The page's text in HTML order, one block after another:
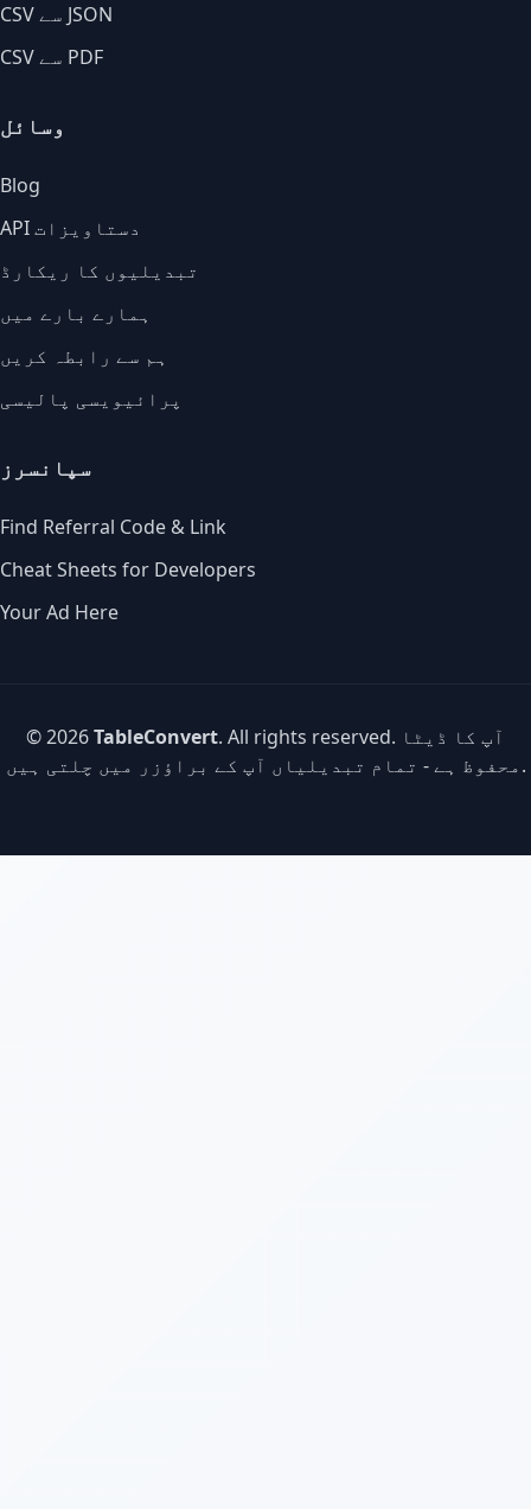
CSV سے JSON
CSV سے PDF
وسائل
Blog
API دستاویزات
تبدیلیوں کا ریکارڈ
ہمارے بارے میں
ہم سے رابطہ کریں
پرائیویسی پالیسی
سپانسرز
Find Referral Code & Link
Cheat Sheets for Developers
Your Ad Here
© 2026TableConvert. All rights reserved. آپ کا ڈیٹا
محفوظ ہے - تمام تبدیلیاں آپ کے براؤزر میں چلتی ہیں.